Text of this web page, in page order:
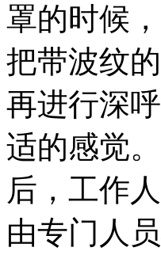
罩的时候
把带波纹
再进行深
适的感觉
后，工作
由专门人